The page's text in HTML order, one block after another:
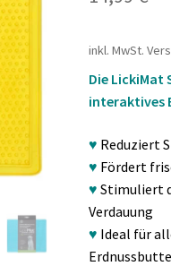
inkl. MwSt.
Die LickiMat
interaktives
♥ Reduziert
♥ Fördert
♥ Stimuliert
Verdauung
♥ Ideal für